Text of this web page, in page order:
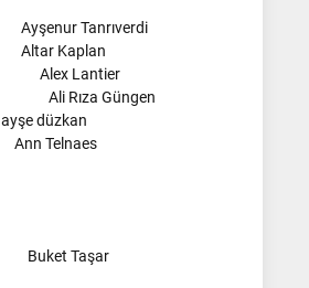
Ayşenur Tanrıverdi
Altar Kaplan
Alex Lantier
Ali Rıza Güngen
ayşe düzkan
Ann Telnaes
Buket Taşar